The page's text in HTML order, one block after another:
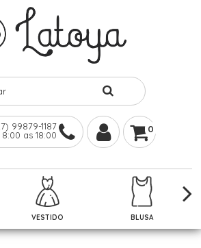
99879-1187
as 18:00
0
VESTIDO BLUSA